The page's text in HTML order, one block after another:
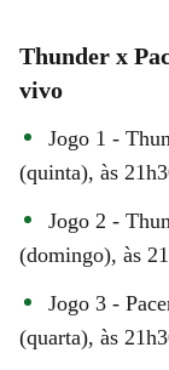
Thunder x
vivo
Jogo 1 -
(quinta), às
Jogo 2 -
(domingo), às
Jogo 3 -
(quarta), às